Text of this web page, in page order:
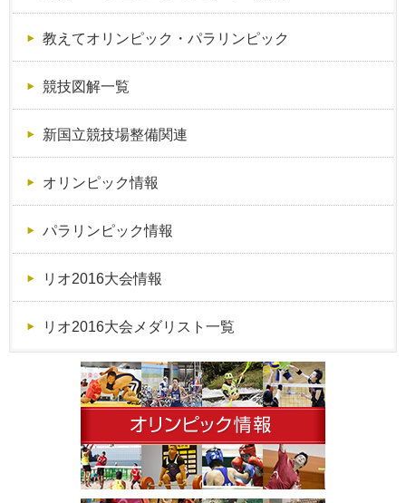
教えてオリンピック・パラリンピック
競技図解一覧
新国立競技場整備関連
オリンピック情報
パラリンピック情報
リオ2016大会情報
リオ2016大会メダリスト一覧